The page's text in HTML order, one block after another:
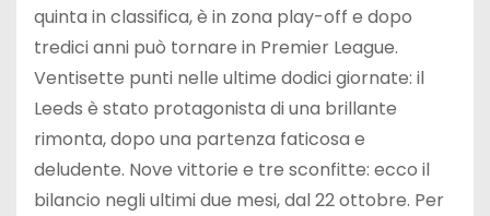
quinta in classifica, è in zona play-off e dopo
tredici anni può tornare in Premier League.
Ventisette punti nelle ultime dodici giornate: il
Leeds è stato protagonista di una brillante
rimonta, dopo una partenza faticosa e
deludente. Nove vittorie e tre sconfitte: ecco il
bilancio negli ultimi due mesi, dal 22 ottobre. Per